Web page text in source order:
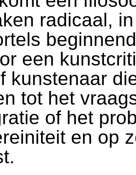
radicaal,
een
kunstenaar
tot het
of het
en op